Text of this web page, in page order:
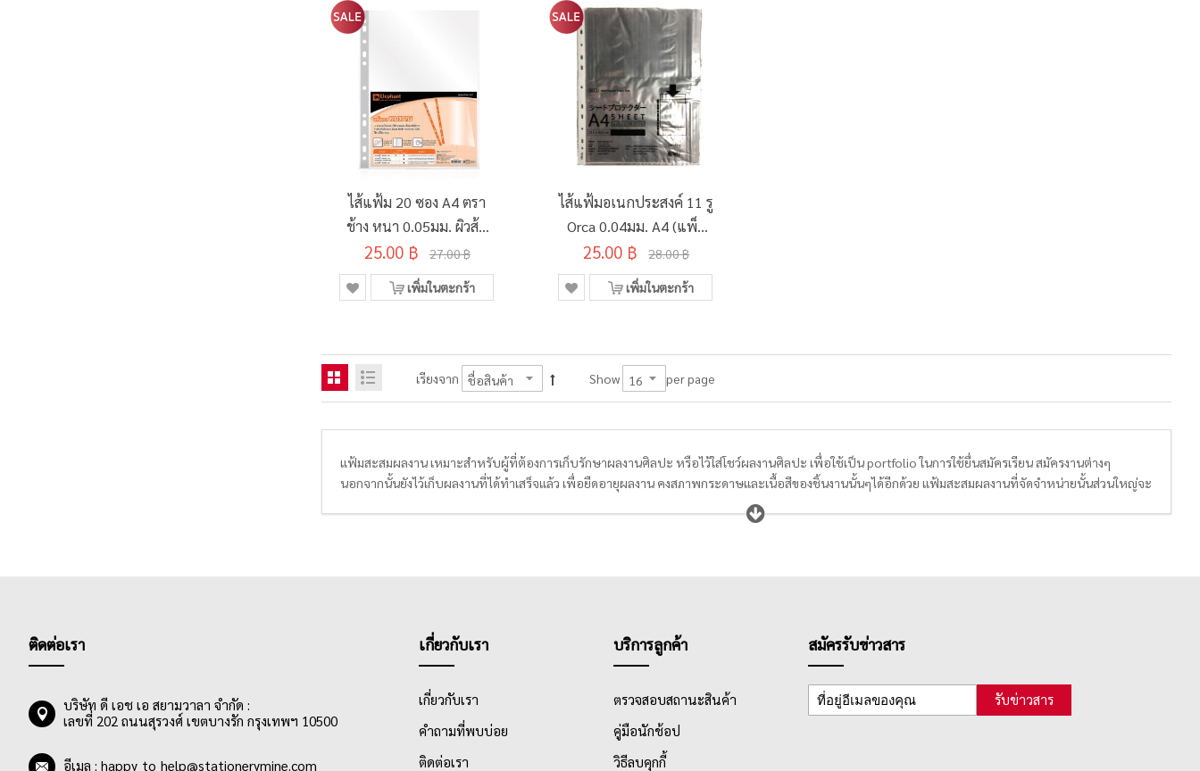
ไส้แฟ้ม 20 ซอง A4 ตรา
ช้าง หนา 0.05มม. ผิวส้ม
ลดแสงสะท้อน
25.00 ฿ 27.00 ฿
เพิ่มในตะกร้า
ไส้แฟ้มอเนกประสงค์ 11 รู
Orca 0.04มม. A4 (แพ็ค
20 ซอง)
25.00 ฿ 28.00 ฿
เพิ่มในตะกร้า
เรียงจาก Show per page
แฟ้มสะสมผลงาน เหมาะสำหรับผู้ที่ต้องการเก็บรักษาผลงานศิลปะ หรือไว้ใส่โชว์ผลงานศิลปะ เพื่อใช้เป็น portfolio ในการใช้ยื่นสมัครเรียน สมัครงานต่างๆ
นอกจากนั้นยังไว้เก็บผลงานที่ได้ทำเสร็จแล้ว เพื่อยืดอายุผลงาน คงสภาพกระดาษและเนื้อสีของชิ้นงานนั้นๆได้อีกด้วย แฟ้มสะสมผลงานที่จัดจำหน่ายนั้นส่วนใหญ่จะ
สามารถเติมไส้แฟ้มได้ โดยไส้แฟ้มก็จัดจำหน่ายอยู่ในหมวดแฟ้มสะสมผลงานด้วยเช่นกัน
ติดต่อเรา
บริษัท ดี เอช เอ สยามวาลา จำกัด :
เลขที่ 202 ถนนสุรวงศ์ เขตบางรัก กรุงเทพฯ 10500
อีเมล : happy_to_help@stationerymine.com
เกี่ยวกับเรา
เกี่ยวกับเรา
คำถามที่พบบ่อย
ติดต่อเรา
บริการลูกค้า
ตรวจสอบสถานะสินค้า
คู่มือนักช้อป
วิธีลบคุกกี้
สมัครรับข่าวสาร
รับข่าวสาร